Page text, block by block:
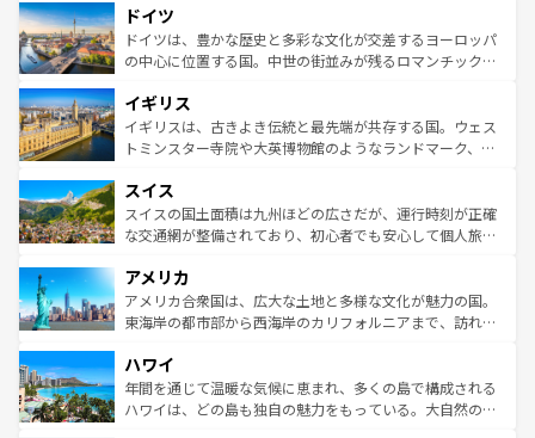
せる。地方によって風土や気候が異なるスペインはその個
性で訪れる人を魅了する。 なお、新着のスペイン情報は コ
ンテンツ一覧を参照してほしい。
で、幅広い魅力が詰まっている。華麗な宮殿、歴史的な大
聖堂、美しいビーチ、そして豊かな自然が、訪れる者を心
から魅了する。また、フランスは美食の国としても知ら
いる。シャンパンの発祥地であるランス、プロヴァンスの
香り高いラベンダー畑など、多彩な楽しみ方が可能だ。さ
らに、パリ以外の地域にも魅力が溢れており、どの街角に
れる地方に足を運ぶとそれぞれで全く異なる文化を体験で
きるだろう。 なお、新着のフランス情報はコンテンツ一覧
を参照してほしい。
ドイツ
ドイツは、豊かな歴史と多彩な文化が交差するヨーロッパ
の中心に位置する国。中世の街並みが残るロマンチック街
顔を持つこの国は、どこを歩いても飽きることがない。ベ
ルリンの文化的活気、バイエルン州のアルプスの絶景、そ
してライン川沿いのワイン畑といった風景は必見。ビール
は、お酒好きな人にはぜひ体験してほしい。 なお、新着の
ドイツ情報はコンテンツ一覧を参照してほしい。
イギリス
イギリスは、古きよき伝統と最先端が共存する国。ウェス
トミンスター寺院や大英博物館のようなランドマーク、歴
リアごとに異なる魅力がある。また、優雅なアフタヌーン
ティー、ビール好きにはたまらない英国パブ、サッカー観
戦など、本場だからこそできる体験も豊富。イギリスを旅
ンツ一覧を参照してほしい。
スイス
スイスの国土面積は九州ほどの広さだが、運行時刻が正確
な交通網が整備されており、初心者でも安心して個人旅行
の建物がそのまま残る町や、スイスならではのユニークな
博物館もあり、アルプス観光だけでなく町歩きも満喫する
ことができる。国民の所得が高いため物価も高いが、旅行
ば市内交通費無料で観光を楽しむこともできる。 なお、新
着のスイス情報はコンテンツ一覧 を参照してほしい。
アメリカ
アメリカ合衆国は、広大な土地と多様な文化が魅力の国。
東海岸の都市部から西海岸のカリフォルニアまで、訪れる
のような巨大都市は、観光、ショッピング、エンターテイ
ンメントが詰まった刺激的なスポットだ。一方、アメリカ
西部には大自然が広がり、グランドキャニオンやイエロー
ハワイ
年間を通じて温暖な気候に恵まれ、多くの島で構成される
ハワイは、どの島も独自の魅力をもっている。大自然の神